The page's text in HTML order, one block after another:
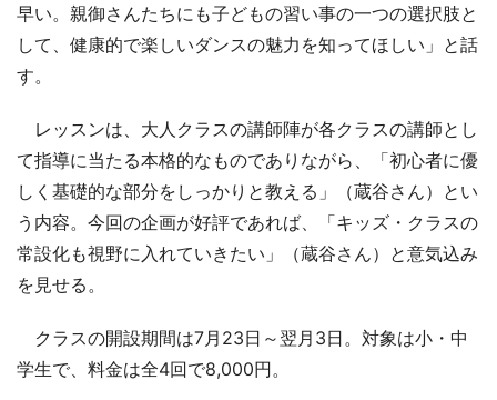
早い。親御さんたちにも子どもの習い事の一つの選択肢と
して、健康的で楽しいダンスの魅力を知ってほしい」と話
す。
レッスンは、大人クラスの講師陣が各クラスの講師とし
て指導に当たる本格的なものでありながら、「初心者に優
しく基礎的な部分をしっかりと教える」（蔵谷さん）とい
う内容。今回の企画が好評であれば、「キッズ・クラスの
常設化も視野に入れていきたい」（蔵谷さん）と意気込み
を見せる。
クラスの開設期間は7月23日～翌月3日。対象は小・中
学生で、料金は全4回で8,000円。